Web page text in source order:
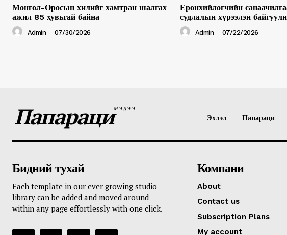
Монгол-Оросын хилийг хамтран шалгах
ажил 85 хувьтай байна
Admin - 07/30/2026
Ерөнхийлөгчийн
судлалын хүрээлэн
Admin - 07/22/2026
ПапарациМЭДЭЭ
Эхлэл Папараци
Бидний тухай
Each template in our ever growing studio
library can be added and moved around
within any page effortlessly with one click.
Компани
About
Contact us
Subscription Plans
My account